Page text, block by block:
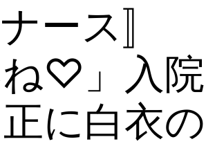
ース〛
♡」入
に白衣